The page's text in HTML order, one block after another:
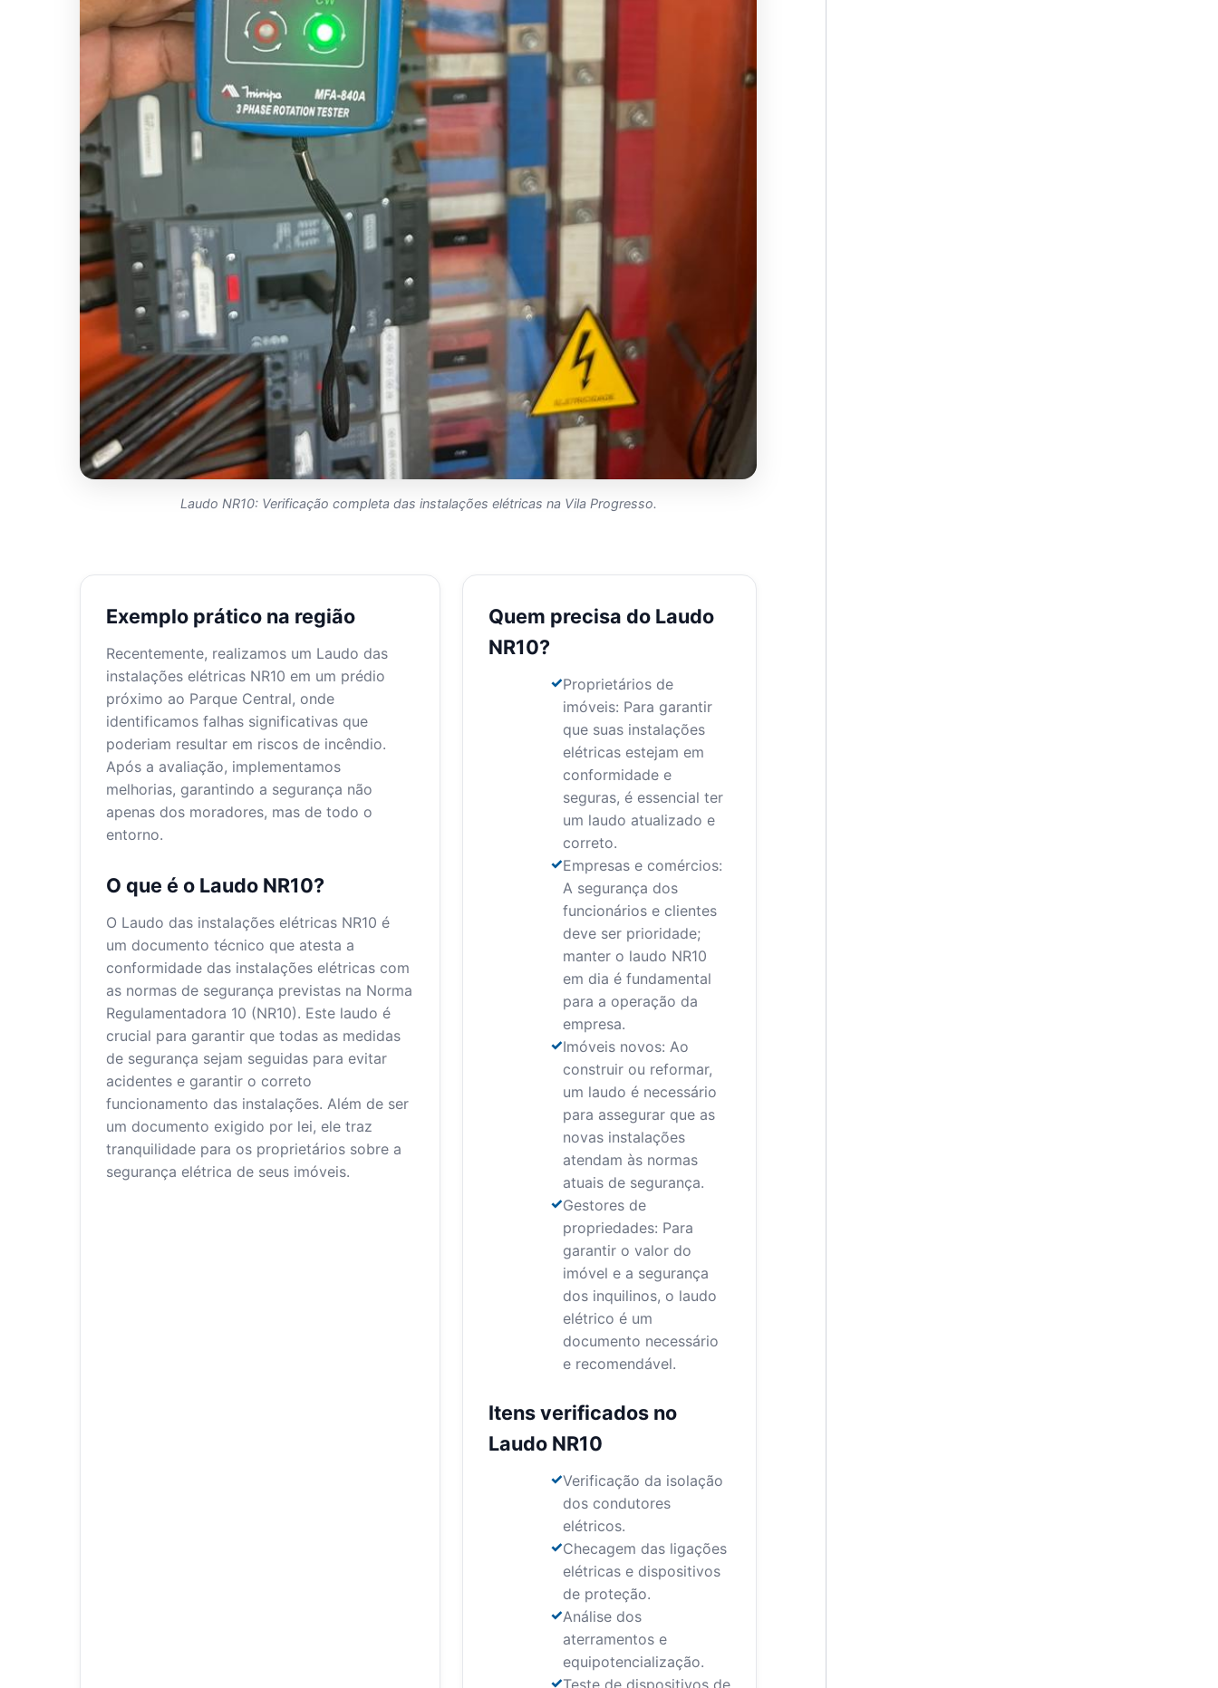
Laudo NR10: Verificação completa das instalações elétricas na Vila Progresso.
Exemplo prático na região
Recentemente, realizamos um Laudo das
instalações elétricas NR10 em um prédio
próximo ao Parque Central, onde
identificamos falhas significativas que
poderiam resultar em riscos de incêndio.
Após a avaliação, implementamos
melhorias, garantindo a segurança não
apenas dos moradores, mas de todo o
entorno.
O que é o Laudo NR10?
O Laudo das instalações elétricas NR10 é
um documento técnico que atesta a
conformidade das instalações elétricas com
as normas de segurança previstas na Norma
Regulamentadora 10 (NR10). Este laudo é
crucial para garantir que todas as medidas
de segurança sejam seguidas para evitar
acidentes e garantir o correto
funcionamento das instalações. Além de ser
um documento exigido por lei, ele traz
tranquilidade para os proprietários sobre a
segurança elétrica de seus imóveis.
Quem precisa do Laudo
NR10?
Proprietários de
imóveis: Para garantir
que suas instalações
elétricas estejam em
conformidade e
seguras, é essencial ter
um laudo atualizado e
correto.
Empresas e comércios:
A segurança dos
funcionários e clientes
deve ser prioridade;
manter o laudo NR10
em dia é fundamental
para a operação da
empresa.
Imóveis novos: Ao
construir ou reformar,
um laudo é necessário
para assegurar que as
novas instalações
atendam às normas
atuais de segurança.
Gestores de
propriedades: Para
garantir o valor do
imóvel e a segurança
dos inquilinos, o laudo
elétrico é um
documento necessário
e recomendável.
Itens verificados no
Laudo NR10
Verificação da isolação
dos condutores
elétricos.
Checagem das ligações
elétricas e dispositivos
de proteção.
Análise dos
aterramentos e
equipotencialização.